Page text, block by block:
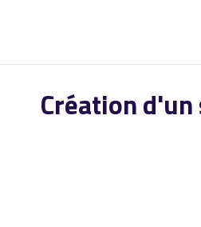
Création